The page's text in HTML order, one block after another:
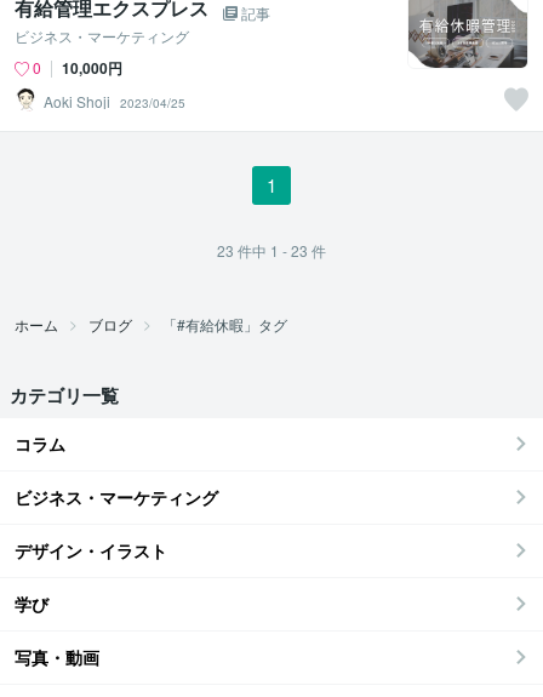
有給管理エクスプレス
記事
ビジネス・マーケティング
0
10,000円
Aoki Shoji 2023/04/25
1
23 件中 1 - 23 件
ホーム ブログ 「#有給休暇」タグ
カテゴリ一覧
コラム
ビジネス・マーケティング
デザイン・イラスト
学び
写真・動画